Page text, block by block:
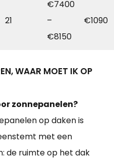
21
€7400
–
€8150
€1090
WAAR MOET IK OP
zonnepanelen?
op daken is
met een
de ruimte op het dak